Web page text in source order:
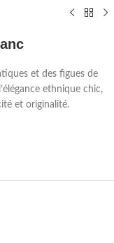
et des figues de
ethnique chic,
et originalité.